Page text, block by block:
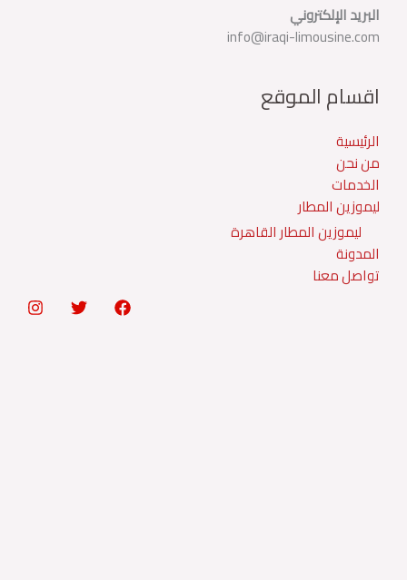
البريد الإلكتروني
info@iraqi-limousine.com
اقسام الموقع
الرئيسية
من نحن
الخدمات
ليموزين المطار
ليموزين المطار القاهرة
المدونة
تواصل معنا